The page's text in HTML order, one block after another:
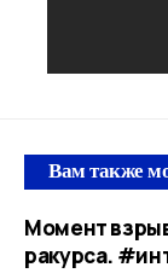
Вам также
Момент
ракурса.